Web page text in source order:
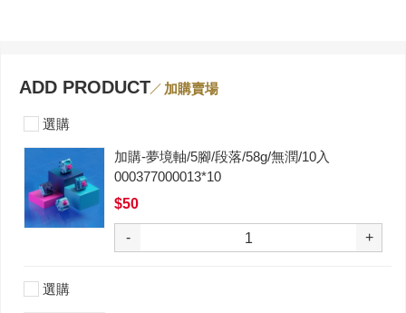
ADD PRODUCT 加購賣場
選購
加購-夢境軸/5腳/段落/58g/無潤/10入
000377000013*10
$50
- +
選購